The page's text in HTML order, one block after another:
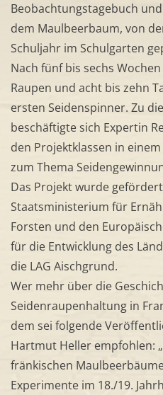
Beobachtungstagebuch
dem Maulbeerbaum, von
Schuljahr im Schulgarten
Nach fünf bis sechs
Raupen und acht bis zehn
ersten Seidenspinner. Zu
beschäftigte sich Expertin
den Projektklassen in
zum Thema
Das Projekt wurde
Staatsministerium für
Forsten und den
für die Entwicklung des
die LAG Aischgrund.
Wer mehr über die
Seidenraupenhaltung in
dem sei folgende
Hartmut Heller empfohlen:
fränkischen
Experimente im 18./19.